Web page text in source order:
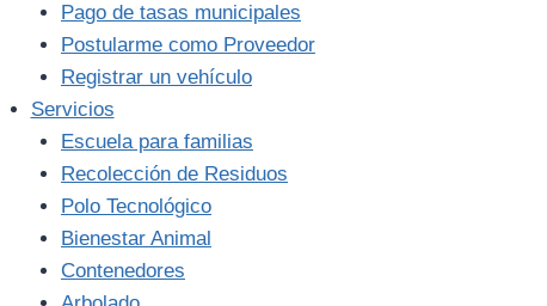
Pago de tasas municipales
Postularme como Proveedor
Registrar un vehículo
Servicios
Escuela para familias
Recolección de Residuos
Polo Tecnológico
Bienestar Animal
Contenedores